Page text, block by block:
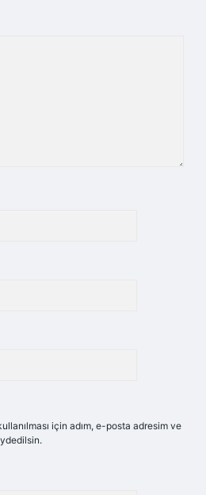
için adım, e-posta adresim ve